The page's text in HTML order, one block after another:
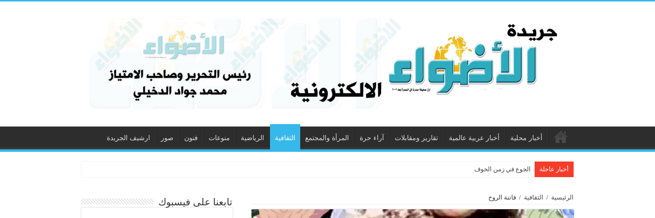
أخبار محلية أخبار عربية عالمية تقارير ومقابلات آراء حرة المرأة والمجتمع الثقافية الرياضية منوعات فنون صور ارشيف الجريدة
أخبار عاجلة الجوع في زمن الخوف
الرئيسية / الثقافية / فاتنة الروح تابعنا على فيسبوك